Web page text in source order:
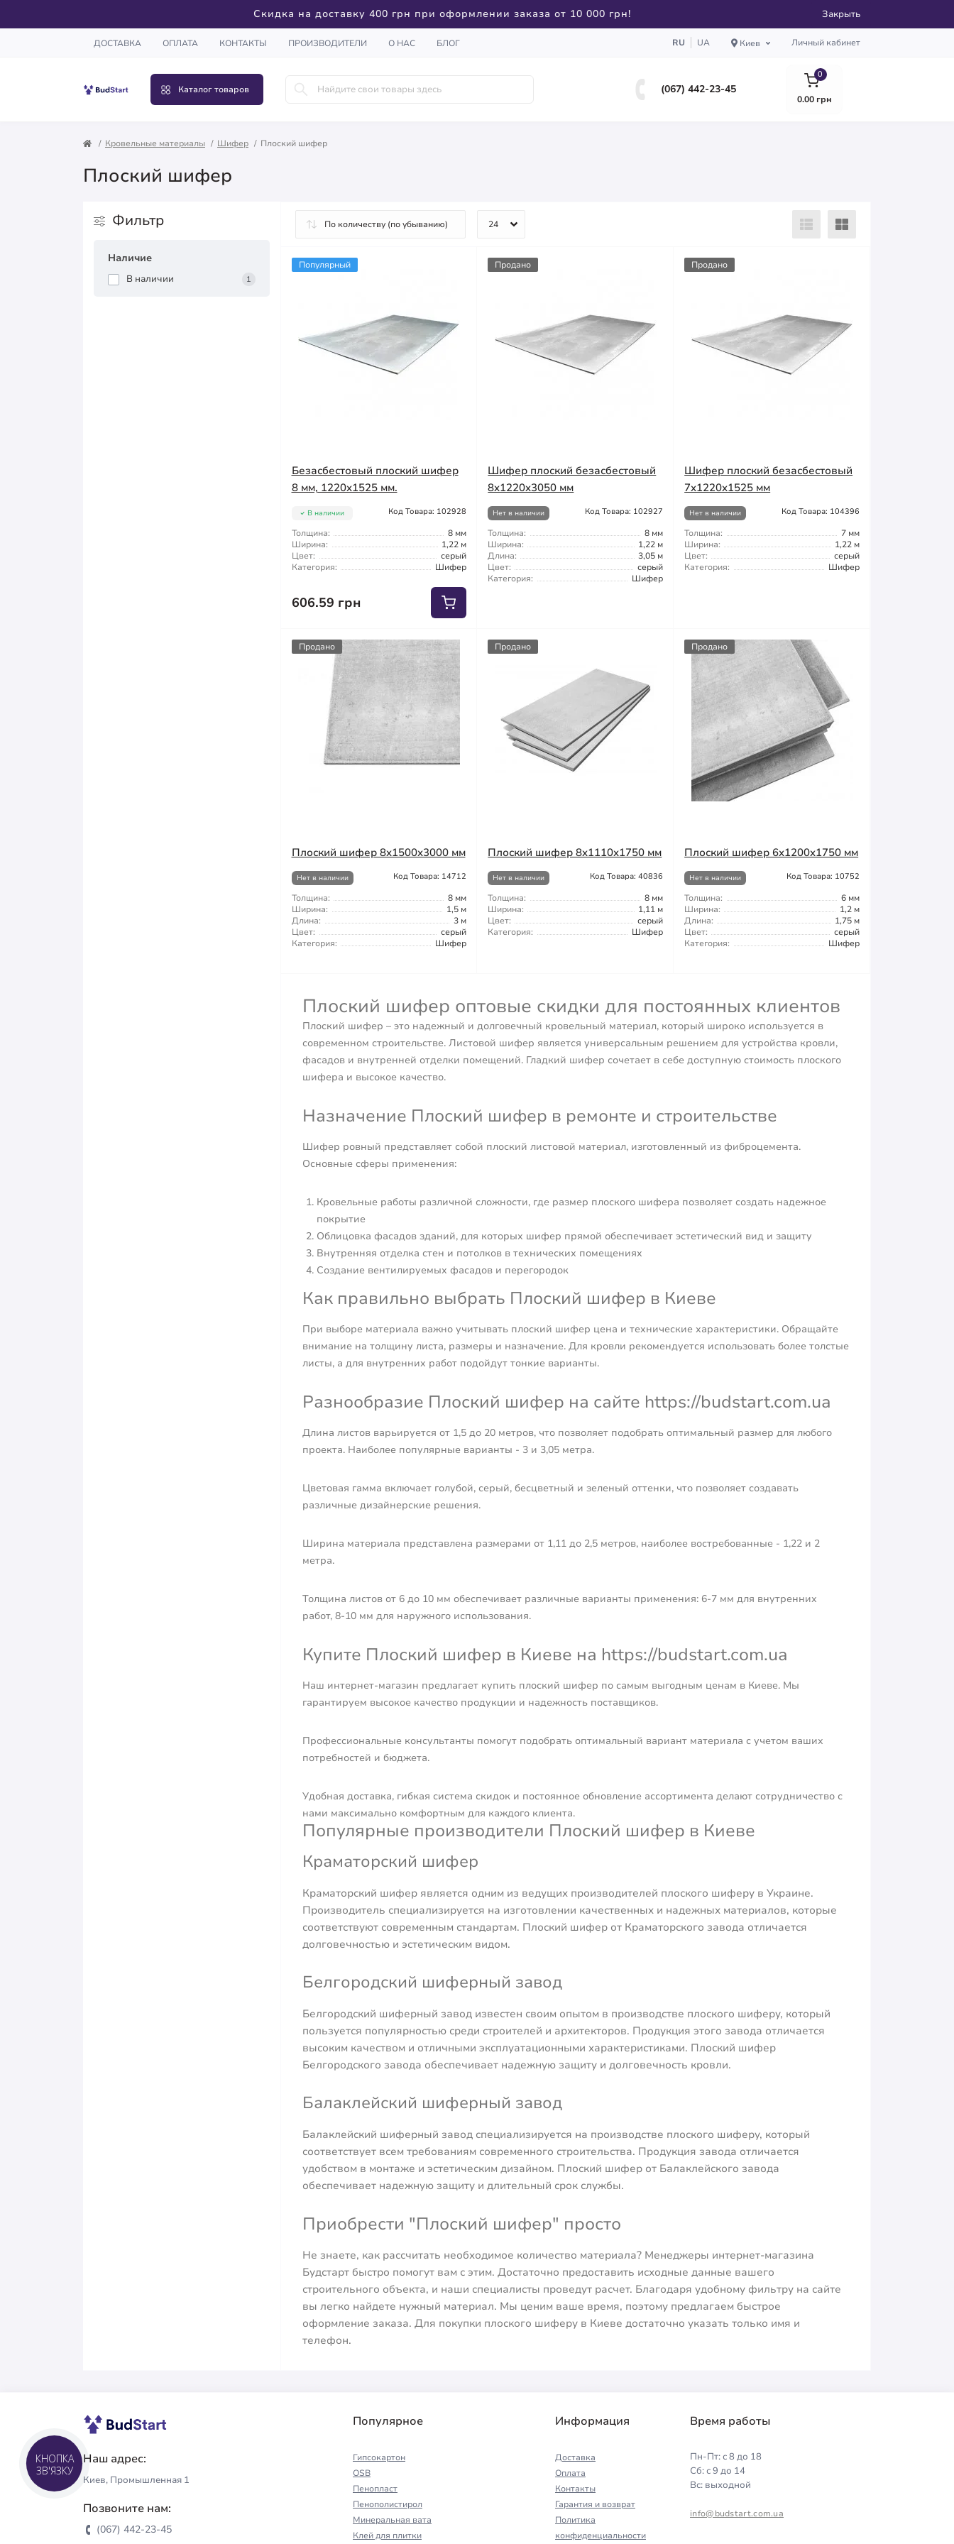
Скидка на доставку 400 грн при оформлении заказа от 10 000 грн! Закрыть
ДОСТАВКА ОПЛАТА КОНТАКТЫ ПРОИЗВОДИТЕЛИ О НАС БЛОГ RU UA Киев Личный кабинет
Каталог товаров (067) 442-23-45
0
0.00 грн
Кровельные материалы Шифер Плоский шифер
Плоский шифер
Фильтр
Наличие
В наличии 1
Популярный
Безасбестовый плоский шифер
8 мм, 1220x1525 мм.
В наличии Код Товара: 102928
Толщина:
8 мм
Ширина:
1,22 м
Цвет:
серый
Категория:
Шифер
606.59 грн
Продано
Шифер плоский безасбестовый
8x1220x3050 мм
Нет в наличии Код Товара: 102927
Толщина:
8 мм
Ширина:
1,22 м
Длина:
3,05 м
Цвет:
серый
Категория:
Шифер
Продано
Шифер плоский безасбестовый
7x1220x1525 мм
Нет в наличии Код Товара: 104396
Толщина:
7 мм
Ширина:
1,22 м
Цвет:
серый
Категория:
Шифер
Продано
Плоский шифер 8x1500x3000 мм
Нет в наличии Код Товара: 14712
Толщина:
8 мм
Ширина:
1,5 м
Длина:
3 м
Цвет:
серый
Категория:
Шифер
Продано
Плоский шифер 8x1110x1750 мм
Нет в наличии Код Товара: 40836
Толщина:
8 мм
Ширина:
1,11 м
Цвет:
серый
Категория:
Шифер
Продано
Плоский шифер 6x1200x1750 мм
Нет в наличии Код Товара: 10752
Толщина:
6 мм
Ширина:
1,2 м
Длина:
1,75 м
Цвет:
серый
Категория:
Шифер
Плоский шифер оптовые скидки для постоянных клиентов
Плоский шифер – это надежный и долговечный кровельный материал, который широко используется в
современном строительстве. Листовой шифер является универсальным решением для устройства кровли,
фасадов и внутренней отделки помещений. Гладкий шифер сочетает в себе доступную стоимость плоского
шифера и высокое качество.
Назначение Плоский шифер в ремонте и строительстве
Шифер ровный представляет собой плоский листовой материал, изготовленный из фиброцемента.
Основные сферы применения:
Кровельные работы различной сложности, где размер плоского шифера позволяет создать надежное
покрытие
Облицовка фасадов зданий, для которых шифер прямой обеспечивает эстетический вид и защиту
Внутренняя отделка стен и потолков в технических помещениях
Создание вентилируемых фасадов и перегородок
Как правильно выбрать Плоский шифер в Киеве
При выборе материала важно учитывать плоский шифер цена и технические характеристики. Обращайте
внимание на толщину листа, размеры и назначение. Для кровли рекомендуется использовать более толстые
листы, а для внутренних работ подойдут тонкие варианты.
Разнообразие Плоский шифер на сайте https://budstart.com.ua
Длина листов варьируется от 1,5 до 20 метров, что позволяет подобрать оптимальный размер для любого
проекта. Наиболее популярные варианты - 3 и 3,05 метра.
Цветовая гамма включает голубой, серый, бесцветный и зеленый оттенки, что позволяет создавать
различные дизайнерские решения.
Ширина материала представлена размерами от 1,11 до 2,5 метров, наиболее востребованные - 1,22 и 2
метра.
Толщина листов от 6 до 10 мм обеспечивает различные варианты применения: 6-7 мм для внутренних
работ, 8-10 мм для наружного использования.
Купите Плоский шифер в Киеве на https://budstart.com.ua
Наш интернет-магазин предлагает купить плоский шифер по самым выгодным ценам в Киеве. Мы
гарантируем высокое качество продукции и надежность поставщиков.
Профессиональные консультанты помогут подобрать оптимальный вариант материала с учетом ваших
потребностей и бюджета.
Удобная доставка, гибкая система скидок и постоянное обновление ассортимента делают сотрудничество с
нами максимально комфортным для каждого клиента.
Популярные производители Плоский шифер в Киеве
Краматорский шифер
Краматорский шифер является одним из ведущих производителей плоского шиферу в Украине.
Производитель специализируется на изготовлении качественных и надежных материалов, которые
соответствуют современным стандартам. Плоский шифер от Краматорского завода отличается
долговечностью и эстетическим видом.
Белгородский шиферный завод
Белгородский шиферный завод известен своим опытом в производстве плоского шиферу, который
пользуется популярностью среди строителей и архитекторов. Продукция этого завода отличается
высоким качеством и отличными эксплуатационными характеристиками. Плоский шифер
Белгородского завода обеспечивает надежную защиту и долговечность кровли.
Балаклейский шиферный завод
Балаклейский шиферный завод специализируется на производстве плоского шиферу, который
соответствует всем требованиям современного строительства. Продукция завода отличается
удобством в монтаже и эстетическим дизайном. Плоский шифер от Балаклейского завода
обеспечивает надежную защиту и длительный срок службы.
Приобрести "Плоский шифер" просто
Не знаете, как рассчитать необходимое количество материала? Менеджеры интернет-магазина
Будстарт быстро помогут вам с этим. Достаточно предоставить исходные данные вашего
строительного объекта, и наши специалисты проведут расчет. Благодаря удобному фильтру на сайте
вы легко найдете нужный материал. Мы ценим ваше время, поэтому предлагаем быстрое
оформление заказа. Для покупки плоского шиферу в Киеве достаточно указать только имя и
телефон.
Наш адрес:
Киев, Промышленная 1
Позвоните нам:
(067) 442-23-45
Популярное
Гипсокартон
OSB
Пенопласт
Пенополистирол
Минеральная вата
Клей для плитки
Информация
Доставка
Оплата
Контакты
Гарантия и возврат
Политика
конфиденциальности
Время работы
Пн-Пт: с 8 до 18
Сб: с 9 до 14
Вс: выходной
info@budstart.com.ua
КНОПКА
ЗВ'ЯЗКУ